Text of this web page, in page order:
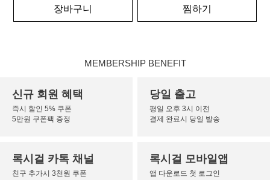
장바구니 찜하기
MEMBERSHIP BENEFIT
신규 회원 혜택
즉시 할인 5% 쿠폰
5만원 쿠폰팩 증정
당일 출고
평일 오후 3시 이전
결제 완료시 당일 발송
록시걸 카톡 채널
친구 추가시 3천원 쿠폰
록시걸 모바일앱
앱 다운로드 첫 로그인